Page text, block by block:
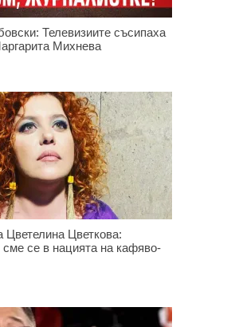
Телевизиите съсипаха
Михнева
Цветелина Цветкова:
се в нацията на кафяво-